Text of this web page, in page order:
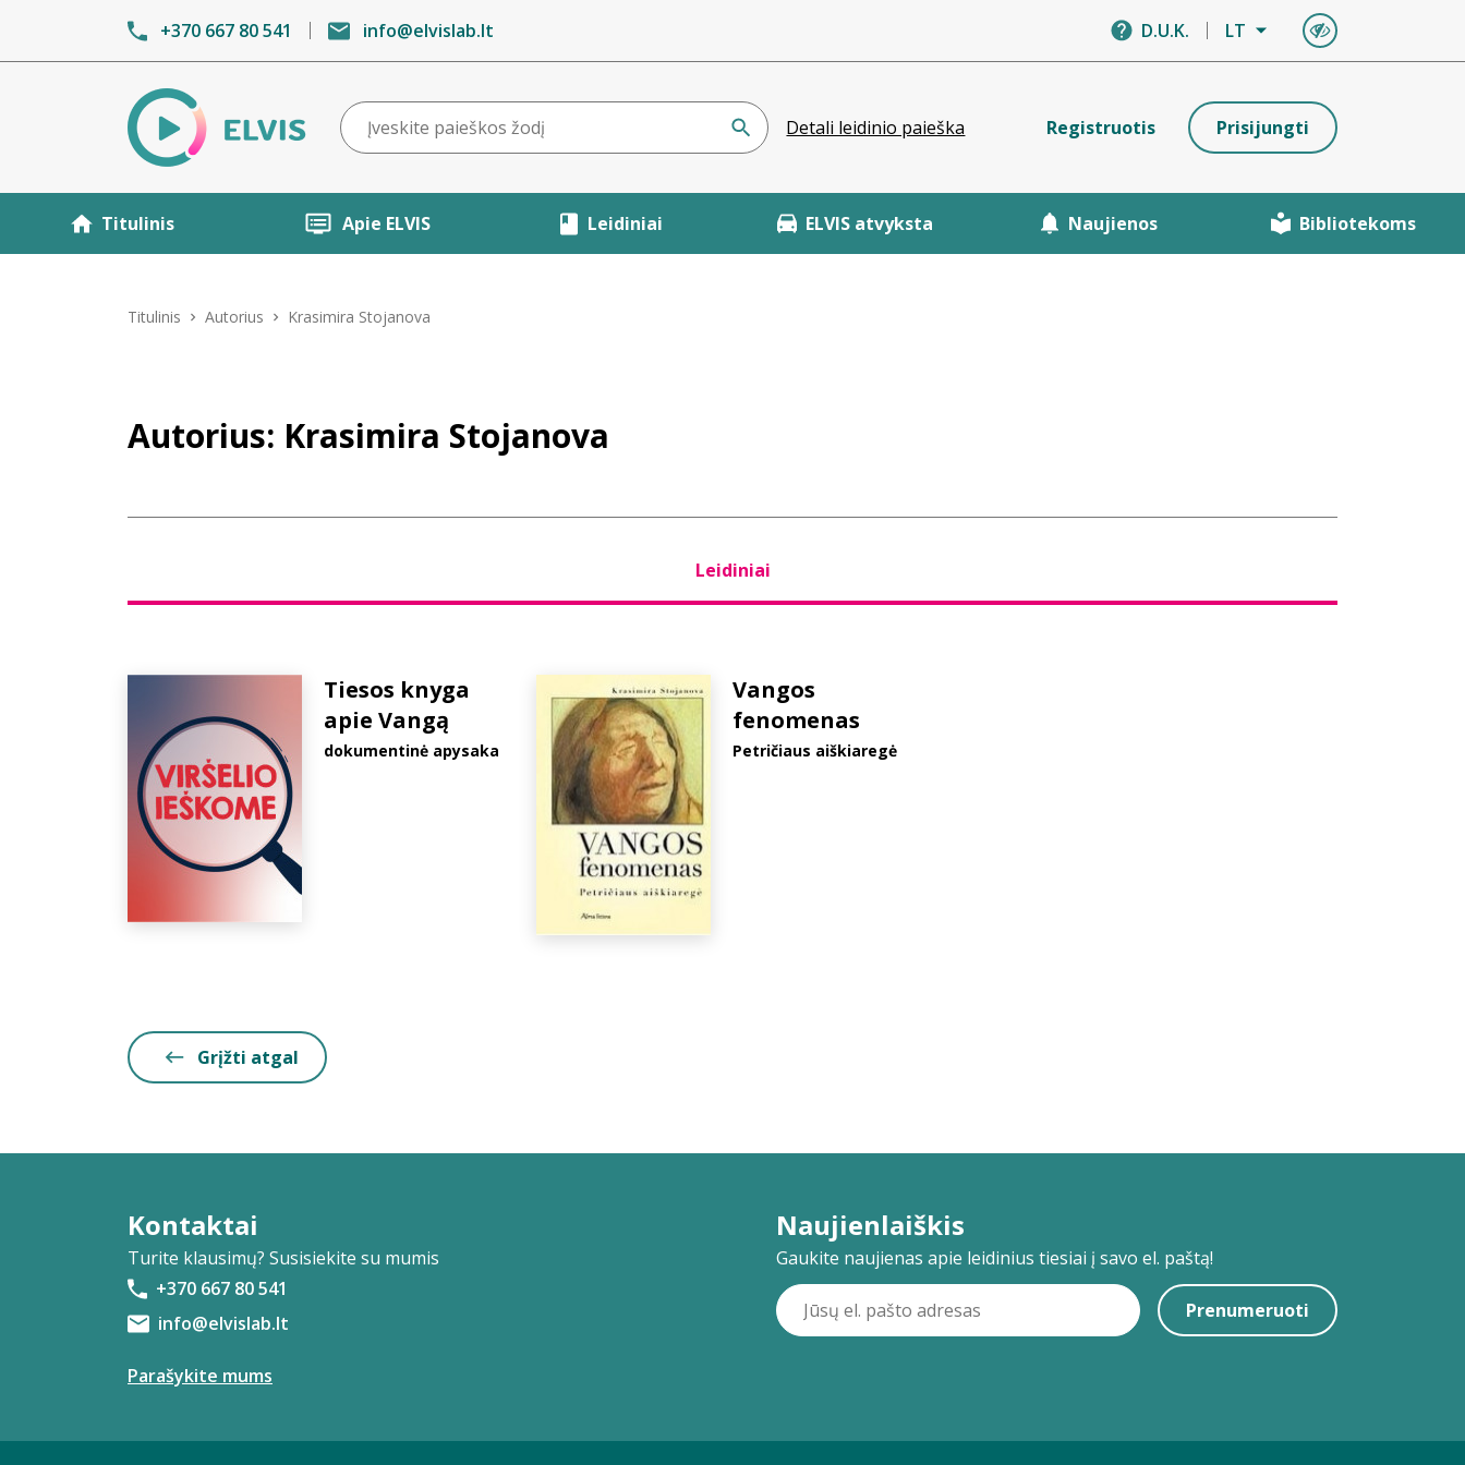
+370 667 80 541 info@elvislab.lt D.U.K. LT
Detali leidinio paieška Registruotis Prisijungti
Titulinis Apie ELVIS Leidiniai ELVIS atvyksta Naujienos Bibliotekoms
Titulinis Autorius Krasimira Stojanova
Autorius: Krasimira Stojanova
Leidiniai
Tiesos knyga
apie Vangą
dokumentinė apysaka
Vangos
fenomenas
Petričiaus aiškiaregė
Grįžti atgal
Kontaktai
Turite klausimų? Susisiekite su mumis
+370 667 80 541
info@elvislab.lt
Parašykite mums
Naujienlaiškis
Gaukite naujienas apie leidinius tiesiai į savo el. paštą!
Prenumeruoti